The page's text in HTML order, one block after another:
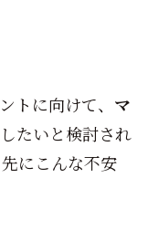
トに向けて、 マ
たいと検討され
にこんな不安